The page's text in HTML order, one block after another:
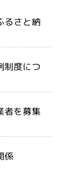
るさと納
制度につ
者を募集
係